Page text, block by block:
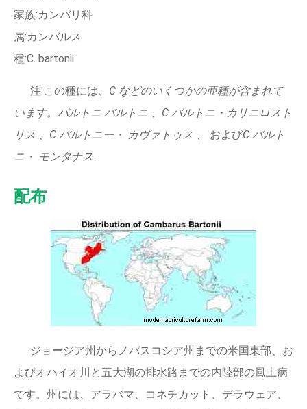
家族:カンバリ科
属:カンバルス
種:C. bartonii
注:この種には、 C などのいくつかの亜種が含まれて
います。バルトニ バルトニ 、 C.バルトニ・カリニロスト
リス 、 C.バルトニー・ カヴァトゥス 、 およびC.バルト
ニ・ モンタナス .
配布
ジョージア州からノバスコシア州までの米国東部、お
よびオハイオ川と五大湖の排水路までの内陸部の風土病
です。州には、アラバマ、コネチカット、デラウェア、